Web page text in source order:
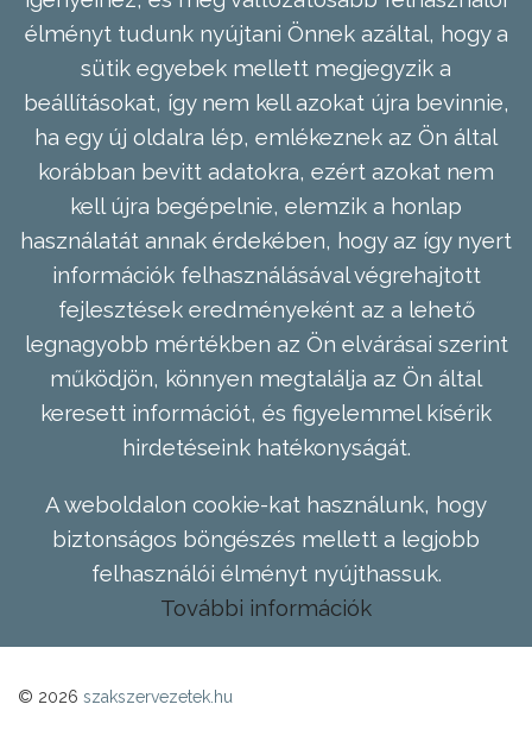
élményt tudunk nyújtani Önnek azáltal, hogy a
sütik egyebek mellett megjegyzik a
beállításokat, így nem kell azokat újra bevinnie,
ha egy új oldalra lép, emlékeznek az Ön által
korábban bevitt adatokra, ezért azokat nem
kell újra begépelnie, elemzik a honlap
használatát annak érdekében, hogy az így nyert
információk felhasználásával végrehajtott
fejlesztések eredményeként az a lehető
legnagyobb mértékben az Ön elvárásai szerint
működjön, könnyen megtalálja az Ön által
keresett információt, és figyelemmel kísérik
hirdetéseink hatékonyságát.
A weboldalon cookie-kat használunk, hogy
biztonságos böngészés mellett a legjobb
felhasználói élményt nyújthassuk.
További információk
© 2026 szakszervezetek.hu